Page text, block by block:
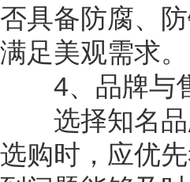
否具备防腐、
满足美观需求。
4、品牌与
选择知名品
选购时，应优